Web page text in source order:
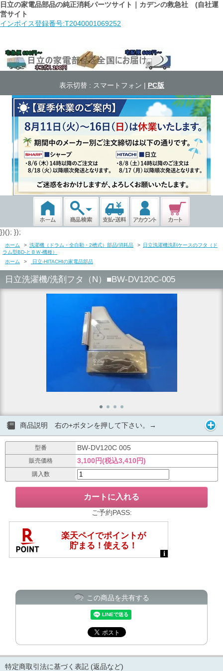
日立の家電品部品の純正消耗パーツサイト｜カデンの救急社 (自社運
営サイト
インボイス登録番号:T2040001069252
表示切替 : スマートフォン | PC版
})(); });
ホーム > 洗濯機（ドラム・全自動・2槽式）部品/消耗品 > 日立洗濯機洗剤ケースのフタ（ド
ラム型BD-とＢＷ-機種）
ホーム
> 日立-HITACHIの家電品部品
日立洗濯機/洗剤フタ（N）■BW-DV120C-005
商品説明 右の+ボタンを押して下さい。→
型番 BW-DV120C 005
販売価格 3,100円(税込3,410円)
購入数
ご予約PASS:
この商品を共有する
特定商取引法に基づく表記 (返品など)